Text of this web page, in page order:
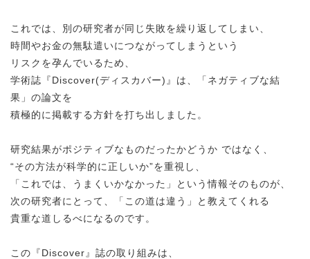
これでは、別の研究者が同じ失敗を繰り返してしまい、
時間やお金の無駄遣いにつながってしまうという
リスクを孕んでいるため、
学術誌『Discover(ディスカバー)』は、「ネガティブな結
果」の論文を
積極的に掲載する方針を打ち出しました。
研究結果がポジティブなものだったかどうか ではなく、
“その方法が科学的に正しいか”を重視し、
「これでは、うまくいかなかった」という情報そのものが、
次の研究者にとって、「この道は違う」と教えてくれる
貴重な道しるべになるのです。
この『Discover』誌の取り組みは、